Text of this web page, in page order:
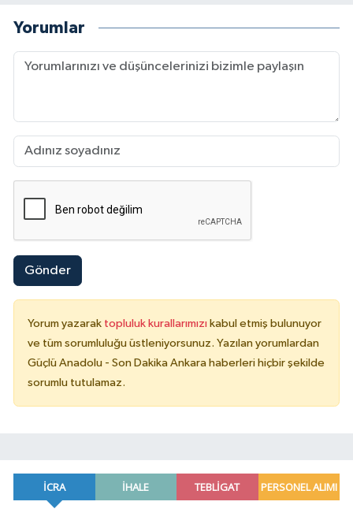
Yorumlar
Gönder
Yorum yazarak topluluk kurallarımızı kabul etmiş bulunuyor
ve tüm sorumluluğu üstleniyorsunuz. Yazılan yorumlardan
Güçlü Anadolu - Son Dakika Ankara haberleri hiçbir şekilde
sorumlu tutulamaz.